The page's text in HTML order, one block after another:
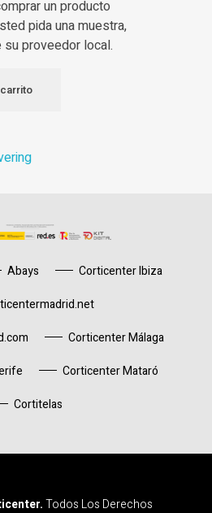
un producto
pida una muestra,
proveedor local.
Abays
Corticenter Ibiza
Corticenter Málaga
Corticenter Mataró
Cortitelas
Todos Los Derechos